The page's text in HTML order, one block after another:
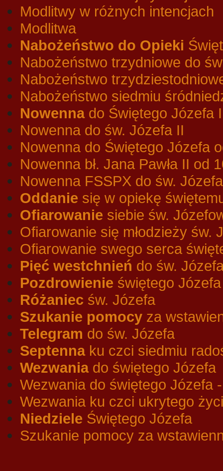
Modlitwy w różnych intencjach
Modlitwa
Nabożeństwo do Opieki
Nabożeństwo trzydniowe do
Nabożeństwo
Nabożeństwo siedmiu
Nowennado Świętego Józefa I
Nowenna do św. Józefa II
Nowenna do Świętego Józefa
Nowenna bł. Jana Pawła II od
Nowenna FSSPX do św. Józefa
Oddanie się w opiekę
Ofiarowanie siebie św.
Ofiarowanie się młodzieży św.
Ofiarowanie swego serca
Pięć westchnień do św.
Pozdrowienie świętego Józefa
Różaniec św. Józefa
Szukanie pomocy za
Telegram do św. Józefa
Septennaku czci siedmiu
Wezwaniado świętego Józefa
Wezwania do świętego Józefa
Wezwania ku czci ukrytego
Niedziele Świętego Józefa
Szukanie pomocy za